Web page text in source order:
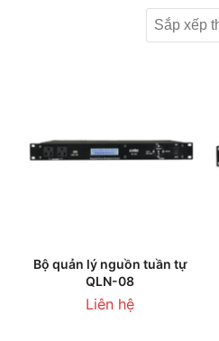
THÊM VÀO GIỎ HÀNG
Bộ quản lý nguồn tuần tự
QLN-08
Liên hệ